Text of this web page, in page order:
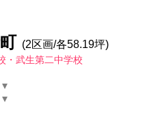
(2区画/各58.19坪)
・武生第二中学校
▾
▾